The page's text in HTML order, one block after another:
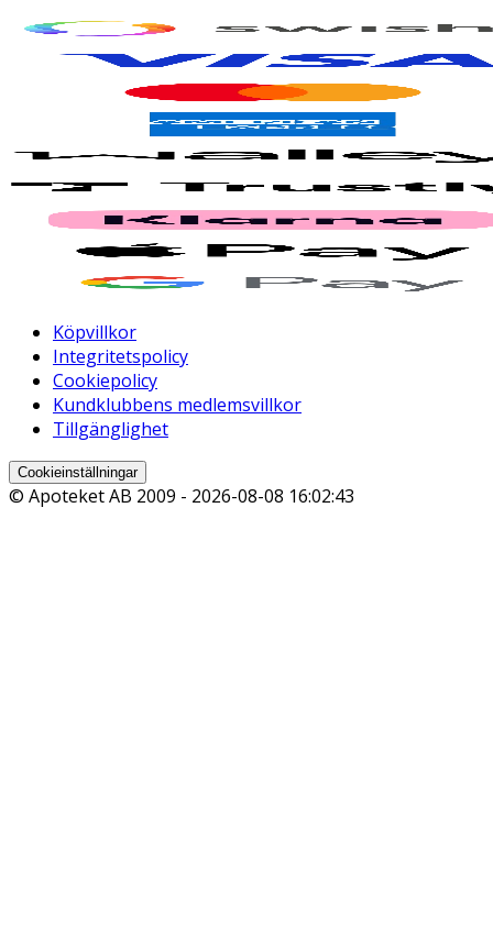
Köpvillkor
Integritetspolicy
Cookiepolicy
Kundklubbens medlemsvillkor
Tillgänglighet
Cookieinställningar
© Apoteket AB 2009 - 2026-08-08 16:02:43